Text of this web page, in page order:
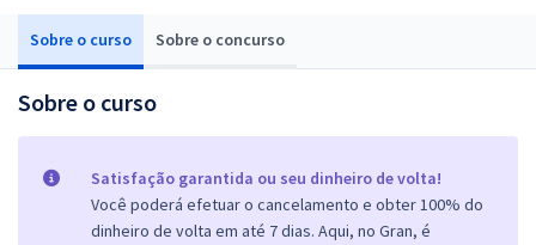
Sobre o curso Sobre o concurso
Sobre o curso
Satisfação garantida ou seu dinheiro de volta!
Você poderá efetuar o cancelamento e obter 100% do
dinheiro de volta em até 7 dias. Aqui, no Gran, é